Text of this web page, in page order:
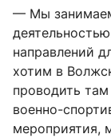
— Мы
направлений
хотим в
проводить
военно-
мероприятия,